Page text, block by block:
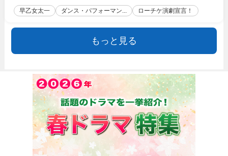
早乙女太一 ダンス・パフォーマン... ローチケ演劇宣言！
もっと見る